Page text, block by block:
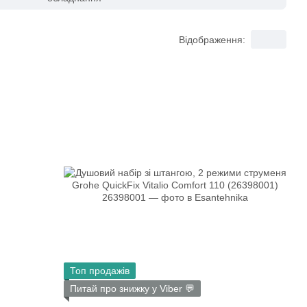
Відображення:
Топ продажів
Питай про знижку у Viber 💬